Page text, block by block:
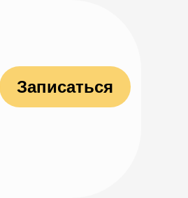
Записаться